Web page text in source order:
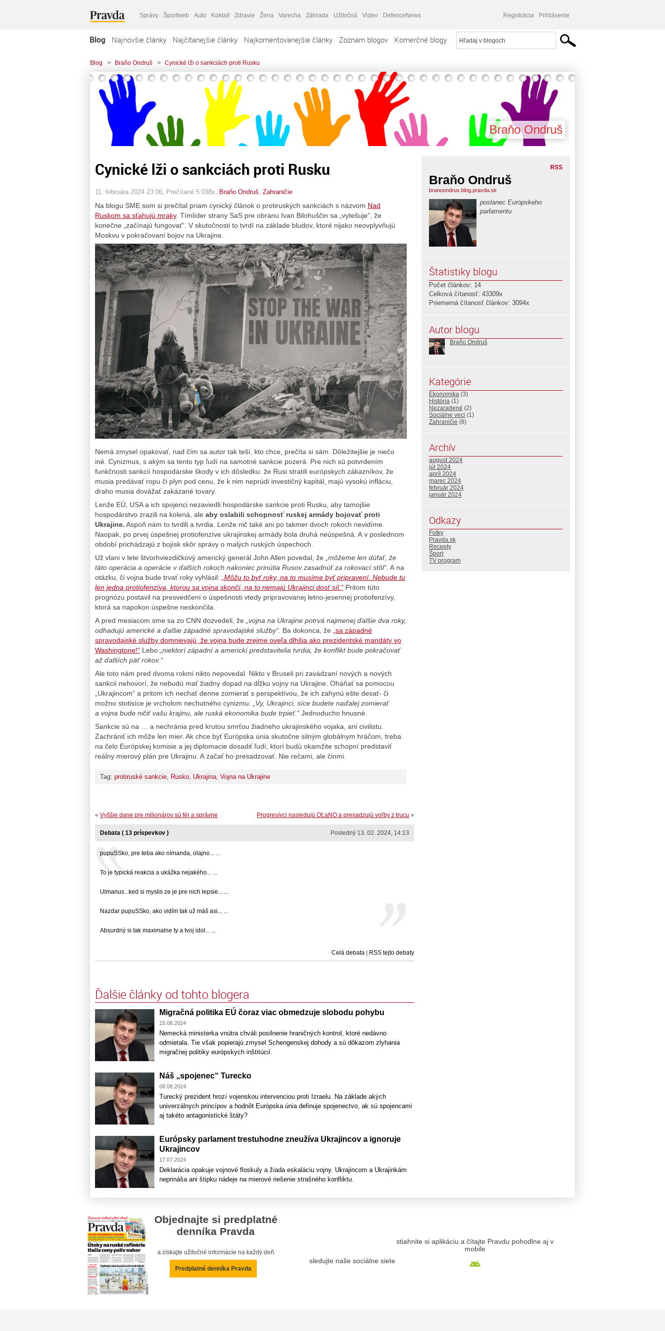
Správy Športweb Auto Koktail Zdravie Žena Varecha Záhrada Užitočná Video DefenceNews Registrácia Prihlásenie
Blog Najnovšie články Najčítanejšie články Najkomentovanejšie články Zoznam blogov Komerčné blogy
Blog > Braňo Ondruš > Cynické lži o sankciách proti Rusku
Braňo Ondruš
Cynické lži o sankciách proti Rusku
11. februára 2024 23:06 , Prečítané 5 038x, Braňo Ondruš Zahraničie
Na blogu SME som si prečítal priam cynický článok o protiruských sankciách s názvom Nad
Ruskom sa sťahujú mraky. Tímlíder strany SaS pre obranu Ivan Bilohuščin sa „vytešuje“, že
konečne „začínajú fungovať“. V skutočnosti to tvrdí na základe bludov, ktoré nijako neovplyvňujú
Moskvu v pokračovaní bojov na Ukrajine.
Nemá zmysel opakovať, nad čím sa autor tak teší, kto chce, prečíta si sám. Dôležitejšie je niečo
iné. Cynizmus, s akým sa tento typ ľudí na samotné sankcie pozerá. Pre nich sú potvrdením
funkčnosti sankcií hospodárske škody v ich dôsledku: že Rusi stratili európskych zákazníkov, že
musia predávať ropu či plyn pod cenu, že k nim neprúdi investičný kapitál, majú vysokú infláciu,
draho musia dovážať zakázané tovary.
Lenže EÚ, USA a ich spojenci nezaviedli hospodárske sankcie proti Rusku, aby tamojšie
hospodárstvo zrazili na kolená, ale aby oslabili schopnosť ruskej armády bojovať proti
Ukrajine. Aspoň nám to tvrdili a tvrdia. Lenže nič také ani po takmer dvoch rokoch nevidíme.
Naopak, po prvej úspešnej protiofenzíve ukrajinskej armády bola druhá neúspešná. A v poslednom
období prichádzajú z bojísk skôr správy o malých ruských úspechoch.
Už vlani v lete štvorhviezdičkový americký generál John Allen povedal, že
„môžeme len dúfať, že
táto operácia a operácie v ďalších rokoch nakoniec prinútia Rusov zasadnúť za rokovací stôl“ . A na
otázku, či vojna bude trvať roky vyhlásil:
Môžu to byť roky, na to musíme byť pripravení. Nebude tu
len jedna protiofenzíva, ktorou sa vojna skončí, na to nemajú Ukrajinci dosť síl.“ Pritom túto
prognózu postavil na presvedčení o úspešnosti vtedy pripravovanej letno-jesennej protiofenzívy,
ktorá sa napokon úspešne neskončila.
A pred mesiacom sme sa zo CNN dozvedeli, že
„vojna na Ukrajine potrvá najmenej ďalšie dva roky,
odhadujú americké a ďalšie západné spravodajské služby“ . Ba dokonca, že
„sa západné
spravodajské služby domnievajú, že vojna bude zrejme oveľa dlhšia ako prezidentské mandáty vo
Washingtone!“ Lebo „niektorí západní a americkí predstavitelia tvrdia, že konflikt bude pokračovať
až ďalších päť rokov.“
Ale toto nám pred dvoma rokmi nikto nepovedal. Nikto v Bruseli pri zavádzaní nových a nových
sankcií nehovorí, že nebudú mať žiadny dopad na dĺžku vojny na Ukrajine. Oháňať sa pomocou
„Ukrajincom“ a pritom ich nechať denne zomierať s perspektívou, že ich zahynú ešte desať- či
možno stotisíce je vrcholom nechutného cynizmu: „Vy, Ukrajinci, síce budete naďalej zomierať
a vojna bude ničiť vašu krajinu, ale ruská ekonomika bude trpieť.“ Jednoducho hnusné.
Sankcie sú na … a nechránia pred krutou smrťou žiadneho ukrajinského vojaka, ani civilistu.
Zachrániť ich môže len mier. Ak chce byť Európska únia skutočne silným globálnym hráčom, treba
na čelo Európskej komisie a jej diplomacie dosadiť ľudí, ktorí budú okamžite schopní predstaviť
reálny mierový plán pre Ukrajinu. A začať ho presadzovať. Nie rečami, ale činmi.
Tag: protiruské sankcie, Rusko, Ukrajina, Vojna na Ukrajine
Progresívci nasledujú OĽaNO a presadzujú voľby z trucu »
« Vyššie dane pre milionárov sú fér a správne
Posledný 13. 02. 2024, 14:13
Debata ( 13 príspevkov )
pupuSSko, pre teba ako nímanda, olajno... ...
To je typická reakcia a ukážka nejakého... ...
Ulmanus...ked si myslis ze je pre nich lepsie... ...
Nazdar pupuSSko, ako vidím tak už máš asi... ...
Absurdný si tak maximalne ty a tvoj idol... ...
Celá debata RSS tejto debaty
Ďalšie články od tohto blogera
Migračná politika EÚ čoraz viac obmedzuje slobodu pohybu
15.08.2024
Nemecká ministerka vnútra chváli posilnenie hraničných kontrol, ktoré nedávno
odmietala. Tie však popierajú zmysel Schengenskej dohody a sú dôkazom zlyhania
migračnej politiky európskych inštitúcií.
Náš „spojenec“ Turecko
08.08.2024
Turecký prezident hrozí vojenskou intervenciou proti Izraelu. Na základe akých
univerzálnych princípov a hodnôt Európska únia definuje spojenectvo, ak sú spojencami
aj takéto antagonistické štáty?
Európsky parlament trestuhodne zneužíva Ukrajincov a ignoruje
Ukrajincov
17.07.2024
Deklarácia opakuje vojnové floskuly a žiada eskaláciu vojny. Ukrajincom a Ukrajinkám
neprináša ani štipku nádeje na mierové riešenie strašného konfliktu.
RSS
Braňo Ondruš
branoondrus.blog.pravda.sk
poslanec Európskeho
parlamentu
Štatistiky blogu
Počet článkov: 14
Celková čítanosť: 43309x
Priemerná čítanosť článkov: 3094x
Autor blogu
Braňo Ondruš
Kategórie
Ekonomika (3)
História (1)
Nezaradené (2)
Sociálne veci (1)
Zahraničie (8)
Archív
august 2024
júl 2024
apríl 2024
marec 2024
február 2024
január 2024
Odkazy
Fotky
Pravda.sk
Recepty
Šport
TV program
Objednajte si predplatné
denníka Pravda
a získajte užitočné informácie na každý deň
Predplatné denníka Pravda
sledujte naše sociálne siete
stiahnite si aplikáciu a čítajte Pravdu pohodlne aj v
mobile